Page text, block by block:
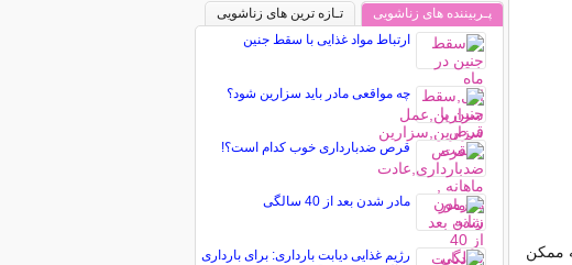
ممکن
پـربیننده های زناشویی
تـازه ترین های زناشویی
ارتباط مواد غذایی با سقط جنین
چه مواقعی مادر باید سزارین شود؟
قرص‌ ضدبارداری خوب کدام است؟!
مادر شدن بعد از 40 سالگی
رژیم غذایی دیابت بارداری: برای بارداری